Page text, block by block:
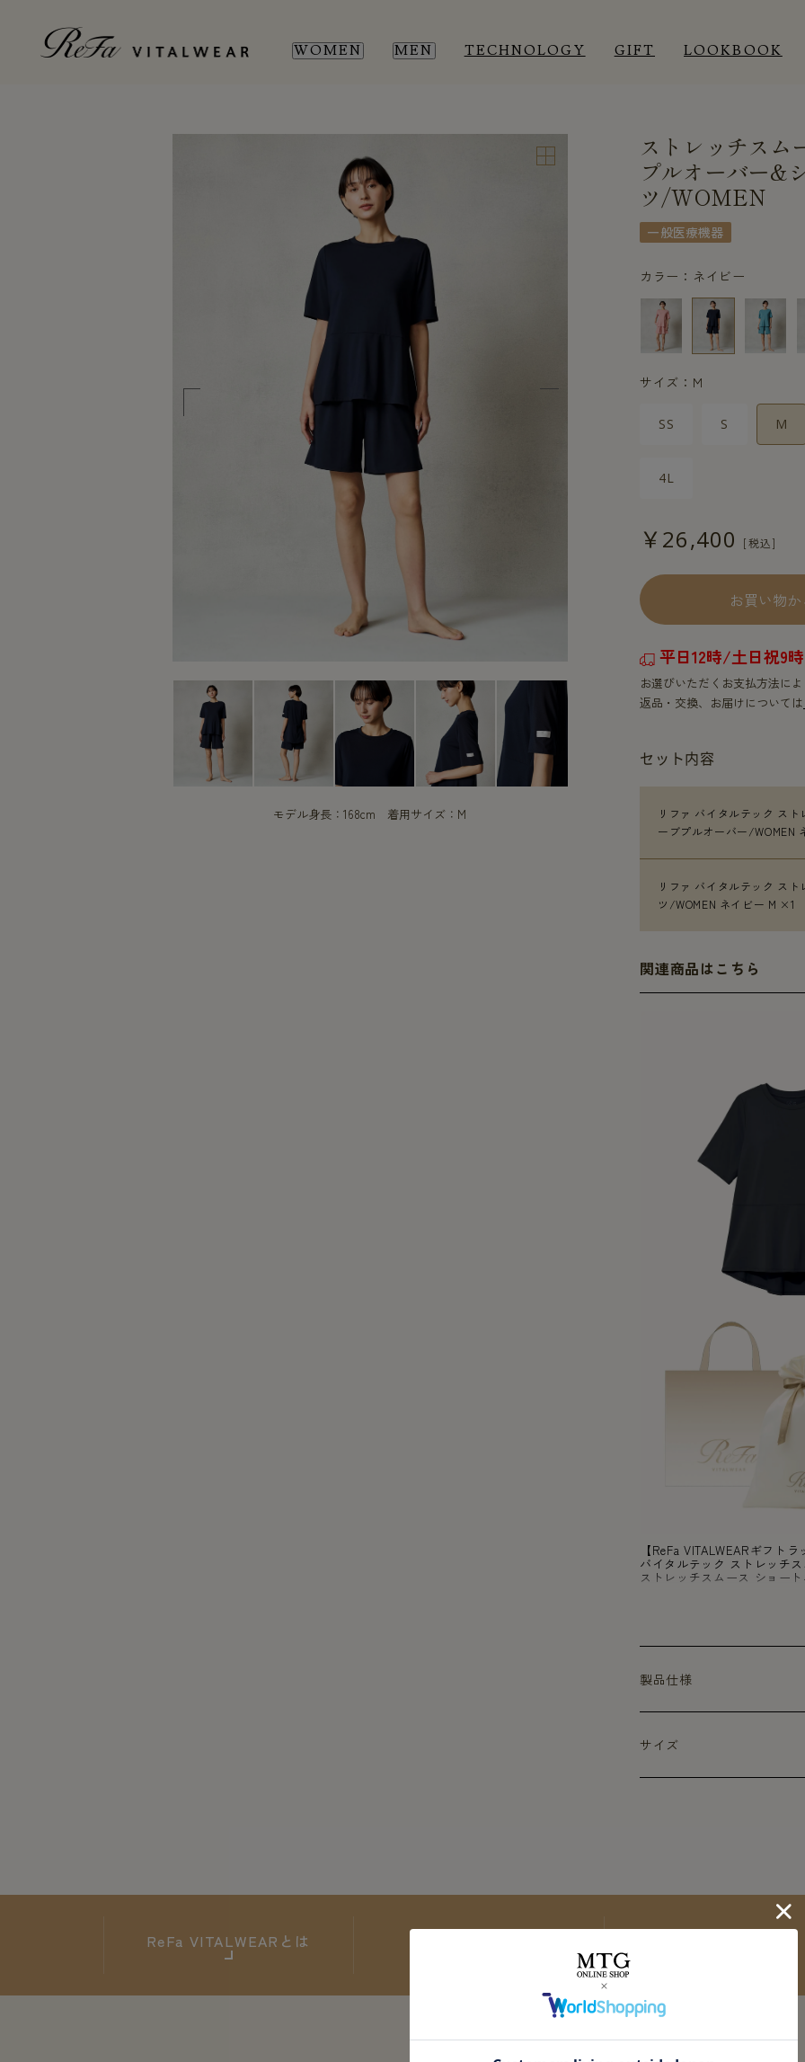
WOMEN MEN TECHNOLOGY GIFT LOOKBOOK
WOMEN ROOM WEAR
ROOM WEAR
モデル身長：168cm 着用サイズ：M
ストレッチスム
プルオーバー&
ツ/WOMEN
一般医療機器
カラー：ネイビー
サイズ：M
SS S M
4L
￥26,400
お買い物
平日12時/土日祝9
お選びいただくお支払方法に
返品・交換、お届けについては
セット内容
リファ バイタルテック ス
ーブプルオーバー/WOMEN
リファ バイタルテック ス
ツ/WOMEN ネイビー M ×1
関連商品はこちら
【ReFa VITALWEARギフト
バイタルテック ストレッチ
ストレッチスムース ショー
製品仕様
サイズ
ReFa VITALWEARとは